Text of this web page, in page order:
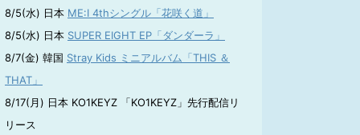
8/5(水) 日本 ME:I 4thシングル「花咲く道」
8/5(水) 日本 SUPER EIGHT EP「ダンダーラ」
8/7(金) 韓国 Stray Kids ミニアルバム「THIS ＆
THAT」
8/17(月) 日本 KO1KEYZ 「KO1KEYZ」先行配信リ
リース